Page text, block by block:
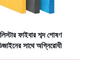
ফাইবার শব্দ শোষণ
সাথে অগ্নিরোধী